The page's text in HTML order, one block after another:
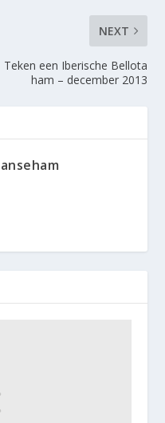
NEXT
Teken een Iberische Bellota
ham – december 2013